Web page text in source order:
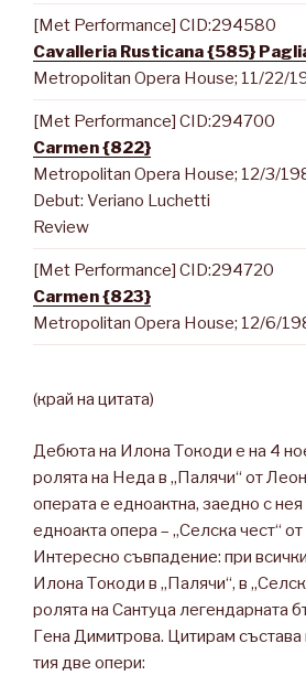
[Met Performance] CID:294580
Cavalleria Rusticana {585}
Metropolitan Opera House; 11/22/
[Met Performance] CID:294700
Carmen {822}
Metropolitan Opera House; 12/3/
Debut: Veriano Luchetti
Review
[Met Performance] CID:294720
Carmen {823}
Metropolitan Opera House; 12/6/
(край на цитата)
Дебюта на Илона Токоди е на 4
ролята на Неда в „Палячи“ от
операта е едноактна, заедно с нея
едноакта опера – „Селска чест“
Интересно съвпадение: при
Илона Токоди в „Палячи“, в
ролята на Сантуца легендарната
Гена Димитрова. Цитирам състава
тия две опери: